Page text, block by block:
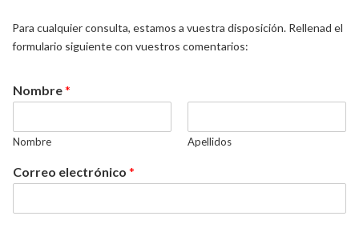
Para cualquier consulta, estamos a vuestra disposición. Rellenad el
formulario siguiente con vuestros comentarios:
Nombre*
Nombre Apellidos
Correo electrónico *